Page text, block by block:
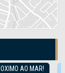
AO MAR!